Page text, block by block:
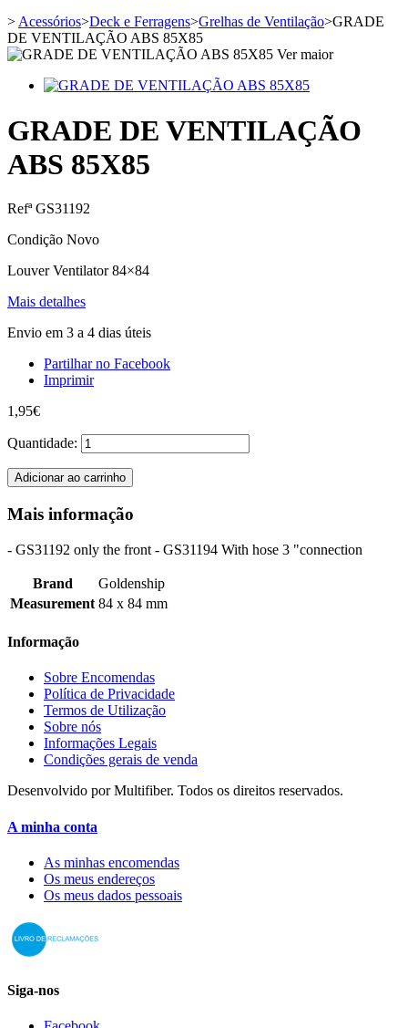
>Acessórios>Deck e Ferragens>Grelhas de Ventilação>GRADE
DE VENTILAÇÃO ABS 85X85
Ver maior
GRADE DE VENTILAÇÃO
ABS 85X85
RefªGS31192
Condição Novo
Louver Ventilator 84×84
Mais detalhes
Envio em 3 a 4 dias úteis
Partilhar no Facebook
Imprimir
1,95€
Quantidade:
Adicionar ao carrinho
Mais informação
- GS31192 only the front - GS31194 With hose 3 "connection
Brand
Goldenship
Measurement 84 x 84 mm
Informação
Sobre Encomendas
Política de Privacidade
Termos de Utilização
Sobre nós
Informações Legais
Condições gerais de venda
Desenvolvido por Multifiber. Todos os direitos reservados.
A minha conta
As minhas encomendas
Os meus endereços
Os meus dados pessoais
Siga-nos